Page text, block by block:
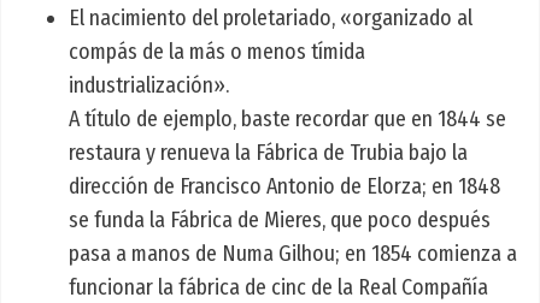
El nacimiento del proletariado, «organizado al
compás de la más o menos tímida
industrialización».
A título de ejemplo, baste recordar que en 1844 se
restaura y renueva la Fábrica de Trubia bajo la
dirección de Francisco Antonio de Elorza; en 1848
se funda la Fábrica de Mieres, que poco después
pasa a manos de Numa Gilhou; en 1854 comienza a
funcionar la fábrica de cinc de la Real Compañía